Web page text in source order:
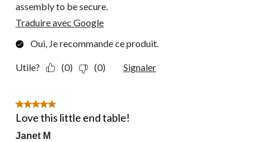
assembly to be secure.
Traduire avec Google
Oui, Je recommande ce produit.
Utile? (0) (0) Signaler
5 étoile(s) sur 5.
Love this little end table!
Janet M